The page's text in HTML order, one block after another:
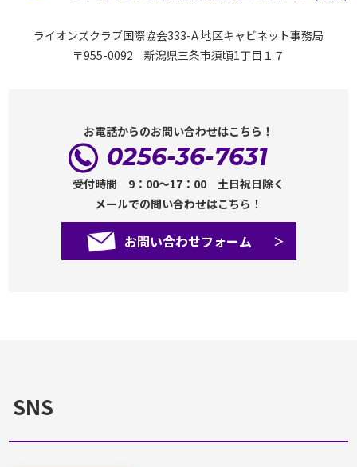
ライオンズクラブ国際協会333-A 地区キャビネット事務局
〒955-0092 新潟県三条市須頃1丁目１７
お電話からのお問い合わせはこちら！
0256-36-7631
受付時間 9：00～17：00 土日祝日除く
メールでの問い合わせはこちら！
お問い合わせフォーム
SNS